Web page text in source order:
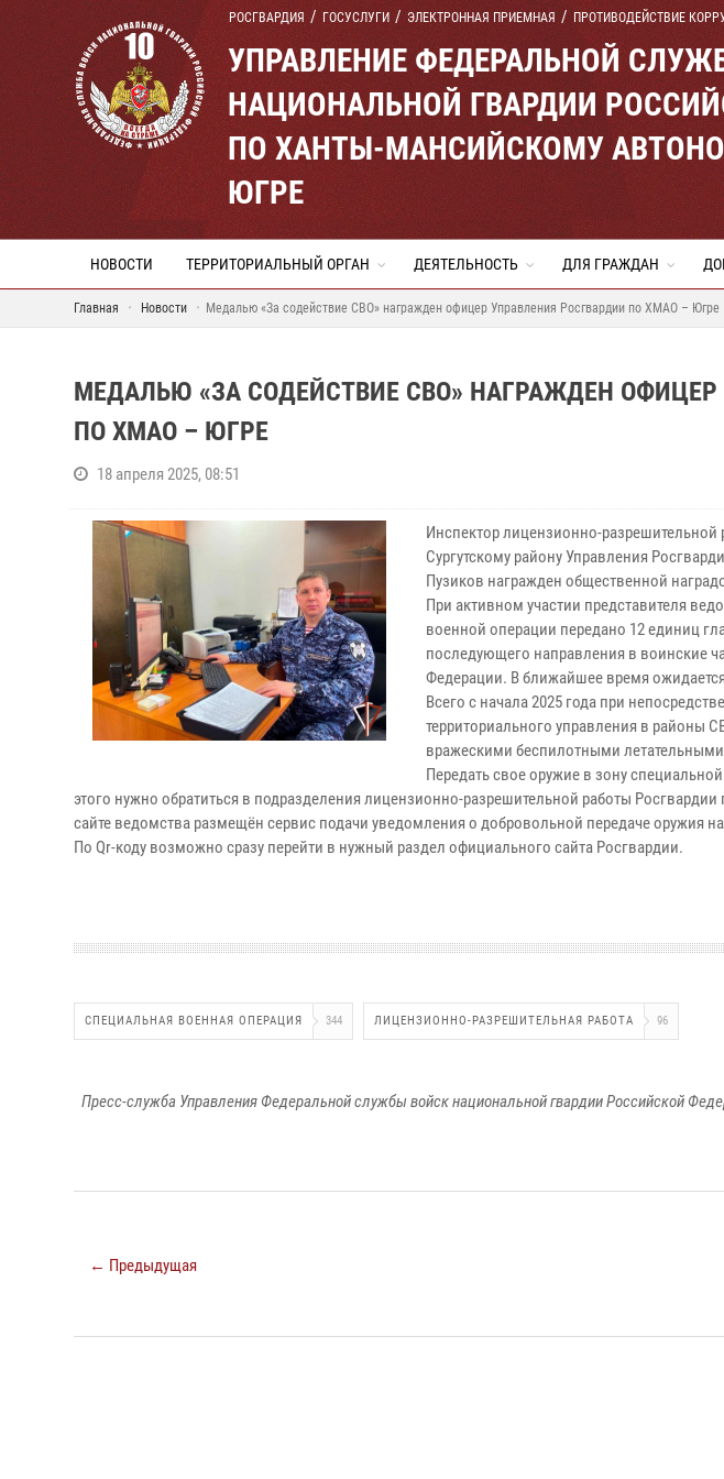
РОСГВАРДИЯ ГОСУСЛУГИ ЭЛЕКТРОННАЯ ПРИЕМНАЯ ПРОТИВОДЕЙСТВИЕ
УПРАВЛЕНИЕ ФЕДЕРАЛЬНОЙ
НАЦИОНАЛЬНОЙ ГВАРДИИ
ПО ХАНТЫ-МАНСИЙСКОМУ
ЮГРЕ
НОВОСТИ ТЕРРИТОРИАЛЬНЫЙ ОРГАН ДЕЯТЕЛЬНОСТЬ ДЛЯ ГРАЖДАН
Главная Новости Медалью «За содействие СВО» награжден офицер Управления Росгвардии по ХМАО – Югре
МЕДАЛЬЮ «ЗА СОДЕЙСТВИЕ СВО» НАГРАЖДЕН ОФИЦЕР
ПО ХМАО – ЮГРЕ
18 апреля 2025, 08:51
Инспектор лицензионно-разрешительной
Сургутскому району Управления
Пузиков награжден общественной
При активном участии представителя
военной операции передано 12 единиц
последующего направления в воинские
Федерации. В ближайшее время
Всего с начала 2025 года при
территориального управления в районы
вражескими беспилотными
Передать свое оружие в зону
этого нужно обратиться в подразделения лицензионно-разрешительной работы
сайте ведомства размещён сервис подачи уведомления о добровольной передаче оружия
По Qr-коду возможно сразу перейти в нужный раздел официального сайта Росгвардии.
СПЕЦИАЛЬНАЯ ВОЕННАЯ ОПЕРАЦИЯ 344 ЛИЦЕНЗИОННО-РАЗРЕШИТЕЛЬНАЯ РАБОТА 96
Пресс-служба Управления Федеральной службы войск национальной гвардии Российской
← Предыдущая